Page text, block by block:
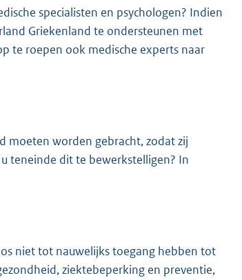
specialisten en psychologen? Indien
Griekenland te ondersteunen met
te roepen ook medische experts naar
moeten worden gebracht, zodat zij
teneinde dit te bewerkstelligen? In
niet tot nauwelijks toegang hebben tot
ziektebeperking en preventie,